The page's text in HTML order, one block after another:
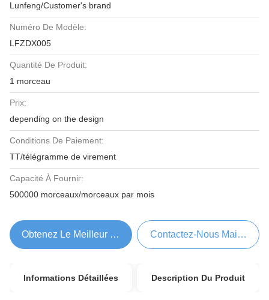
Lunfeng/Customer's brand
Numéro De Modèle:
LFZDX005
Quantité De Produit:
1 morceau
Prix:
depending on the design
Conditions De Paiement:
TT/télégramme de virement
Capacité À Fournir:
500000 morceaux/morceaux par mois
Obtenez Le Meilleur Prix Contactez-Nous Maintenant
Informations Détaillées Description Du Produit